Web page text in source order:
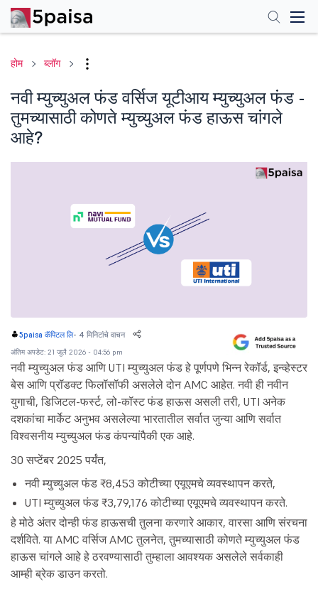
होम ब्लॉग
नवी म्युच्युअल फंड वर्सिज यूटीआय म्युच्युअल फंड -
तुमच्यासाठी कोणते म्युच्युअल फंड हाऊस चांगले
आहे?
5paisa कॅपिटल लि- 4 मिनिटांचे वाचन
अंतिम अपडेट: 21 जुलै 2026 - 04:56 pm
नवी म्युच्युअल फंड आणि UTI म्युच्युअल फंड हे पूर्णपणे भिन्न रेकॉर्ड, इन्व्हेस्टर
बेस आणि प्रॉडक्ट फिलॉसॉफी असलेले दोन AMC आहेत. नवी ही नवीन
युगाची, डिजिटल-फर्स्ट, लो-कॉस्ट फंड हाऊस असली तरी, UTI अनेक
दशकांचा मार्केट अनुभव असलेल्या भारतातील सर्वात जुन्या आणि सर्वात
विश्वसनीय म्युच्युअल फंड कंपन्यांपैकी एक आहे.
30 सप्टेंबर 2025 पर्यंत,
नवी म्युच्युअल फंड ₹8,453 कोटीच्या एयूएमचे व्यवस्थापन करते,
UTI म्युच्युअल फंड ₹3,79,176 कोटीच्या एयूएमचे व्यवस्थापन करते.
हे मोठे अंतर दोन्ही फंड हाऊसची तुलना करणारे आकार, वारसा आणि संरचना
दर्शविते. या AMC वर्सिज AMC तुलनेत, तुमच्यासाठी कोणते म्युच्युअल फंड
हाऊस चांगले आहे हे ठरवण्यासाठी तुम्हाला आवश्यक असलेले सर्वकाही
आम्ही ब्रेक डाउन करतो.